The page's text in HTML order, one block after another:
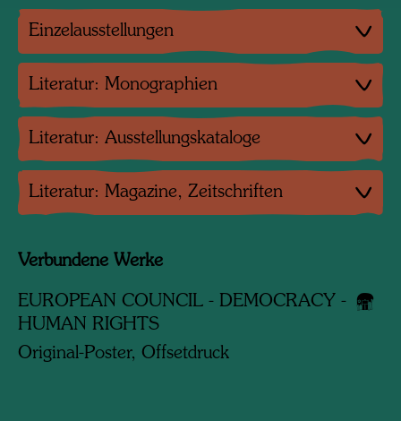
Einzelausstellungen
Literatur: Monographien
Literatur: Ausstellungskataloge
Literatur: Magazine, Zeitschriften
Verbundene Werke
EUROPEAN COUNCIL - DEMOCRACY -
HUMAN RIGHTS
Original-Poster, Offsetdruck